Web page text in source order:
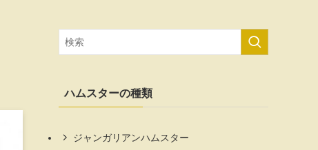
ハムスターの種類
ジャンガリアンハムスター